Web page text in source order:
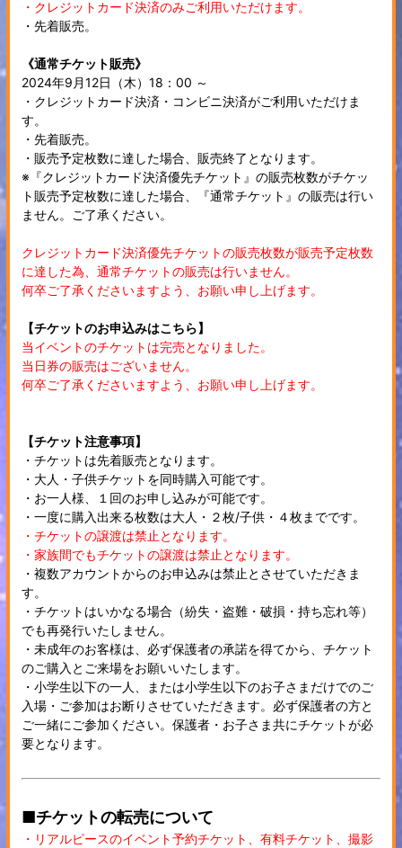
・クレジットカード決済のみご利用いただけます。
・先着販売。
《通常チケット販売》
2024年9月12日（木）18：00 ～
・クレジットカード決済・コンビニ決済がご利用いただけま
す。
・先着販売。
・販売予定枚数に達した場合、販売終了となります。
※『クレジットカード決済優先チケット』の販売枚数がチケッ
ト販売予定枚数に達した場合、『通常チケット』の販売は行い
ません。ご了承ください。
クレジットカード決済優先チケットの販売枚数が販売予定枚数
に達した為、通常チケットの販売は行いません。
何卒ご了承くださいますよう、お願い申し上げます。
【チケットのお申込みはこちら】
当イベントのチケットは完売となりました。
当日券の販売はございません。
何卒ご了承くださいますよう、お願い申し上げます。
【チケット注意事項】
・チケットは先着販売となります。
・大人・子供チケットを同時購入可能です。
・お一人様、１回のお申し込みが可能です。
・一度に購入出来る枚数は大人・２枚/子供・４枚までです。
・チケットの譲渡は禁止となります。
・家族間でもチケットの譲渡は禁止となります。
・複数アカウントからのお申込みは禁止とさせていただきま
す。
・チケットはいかなる場合（紛失・盗難・破損・持ち忘れ等）
でも再発行いたしません。
・未成年のお客様は、必ず保護者の承諾を得てから、チケット
のご購入とご来場をお願いいたします。
・小学生以下の一人、または小学生以下のお子さまだけでのご
入場・ご参加はお断りさせていただきます。必ず保護者の方と
ご一緒にご参加ください。保護者・お子さま共にチケットが必
要となります。
■チケットの転売について
・リアルピースのイベント予約チケット、有料チケット、撮影